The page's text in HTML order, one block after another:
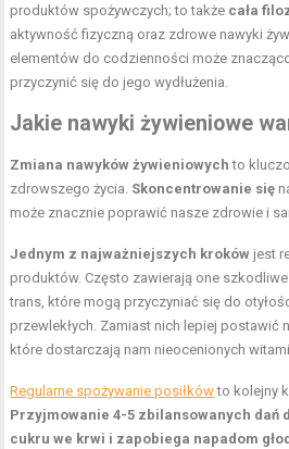
produktów spożywczych; to także cała
aktywność fizyczną oraz zdrowe nawyki
elementów do codzienności może
przyczynić się do jego wydłużenia.
Jakie nawyki żywieniowe
Zmiana nawyków żywieniowych to
zdrowszego życia. Skoncentrowanie się
może znacznie poprawić nasze zdrowie i
Jednym z najważniejszych kroków jest
produktów. Często zawierają one
trans, które mogą przyczyniać się do
przewlekłych. Zamiast nich lepiej postawić
które dostarczają nam nieocenionych
Regularne spożywanie posiłkówto kolejny
Przyjmowanie 4-5 zbilansowanych
cukru we krwi i zapobiega napadom